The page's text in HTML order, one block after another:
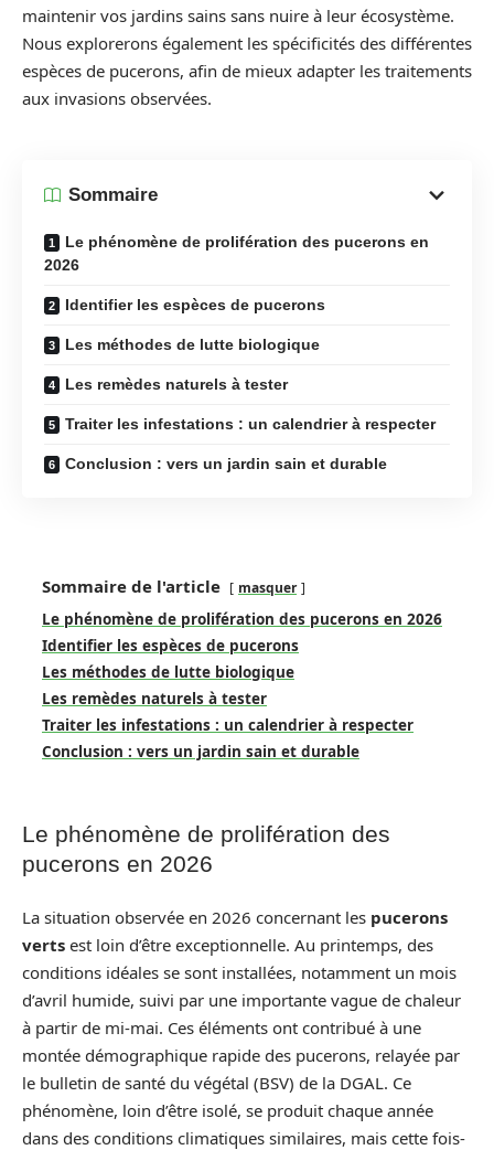
maintenir vos jardins sains sans nuire à leur écosystème.
Nous explorerons également les spécificités des différentes
espèces de pucerons, afin de mieux adapter les traitements
aux invasions observées.
Sommaire
Le phénomène de prolifération des pucerons en
2026
Identifier les espèces de pucerons
Les méthodes de lutte biologique
Les remèdes naturels à tester
Traiter les infestations : un calendrier à respecter
Conclusion : vers un jardin sain et durable
Sommaire de l'article masquer
Le phénomène de prolifération des pucerons en 2026
Identifier les espèces de pucerons
Les méthodes de lutte biologique
Les remèdes naturels à tester
Traiter les infestations : un calendrier à respecter
Conclusion : vers un jardin sain et durable
Le phénomène de prolifération des
pucerons en 2026
La situation observée en 2026 concernant les pucerons
verts est loin d’être exceptionnelle. Au printemps, des
conditions idéales se sont installées, notamment un mois
d’avril humide, suivi par une importante vague de chaleur
à partir de mi-mai. Ces éléments ont contribué à une
montée démographique rapide des pucerons, relayée par
le bulletin de santé du végétal (BSV) de la DGAL. Ce
phénomène, loin d’être isolé, se produit chaque année
dans des conditions climatiques similaires, mais cette fois-